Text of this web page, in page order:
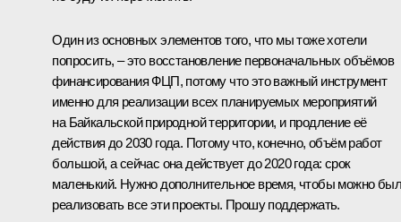
Один из основных элементов того, что мы тоже хотели
попросить, – это восстановление первоначальных объёмов
финансирования ФЦП, потому что это важный инструмент
именно для реализации всех планируемых мероприятий
на Байкальской природной территории, и продление её
действия до 2030 года. Потому что, конечно, объём работ
большой, а сейчас она действует до 2020 года: срок
маленький. Нужно дополнительное время, чтобы можно
реализовать все эти проекты. Прошу поддержать.